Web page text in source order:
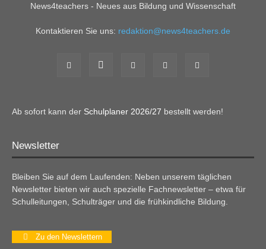
News4teachers - Neues aus Bildung und Wissenschaft
Kontaktieren Sie uns: redaktion@news4teachers.de
Ab sofort kann der Schulplaner 2026/27 bestellt werden!
Newsletter
Bleiben Sie auf dem Laufenden: Neben unserem täglichen
Newsletter bieten wir auch spezielle Fachnewsletter – etwa für
Schulleitungen, Schulträger und die frühkindliche Bildung.
Zu den Newslettern